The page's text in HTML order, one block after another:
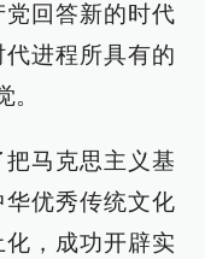
回答新的时代
进程所具有的
马克思主义基
优秀传统文化
，成功开辟实